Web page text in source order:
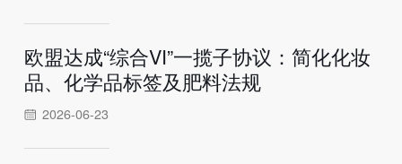
欧盟达成“综合VI”一揽子协议：简化化妆
品、化学品标签及肥料法规
2026-06-23